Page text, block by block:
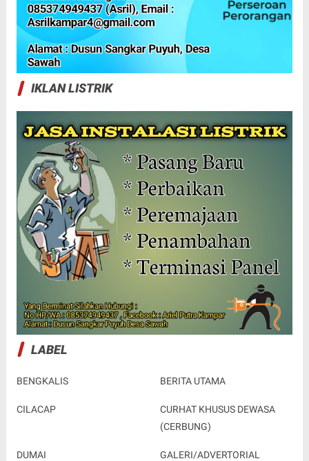
IKLAN LISTRIK
LABEL
BENGKALIS BERITA UTAMA
CILACAP
CURHAT KHUSUS DEWASA
(CERBUNG)
DUMAI GALERI/ADVERTORIAL